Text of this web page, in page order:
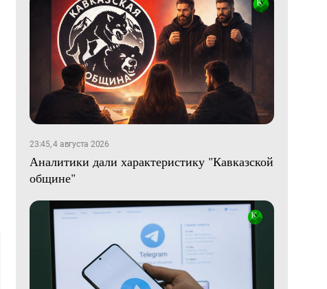
23:45, 4 августа 2026
Аналитики дали характеристику "Кавказской
общине"